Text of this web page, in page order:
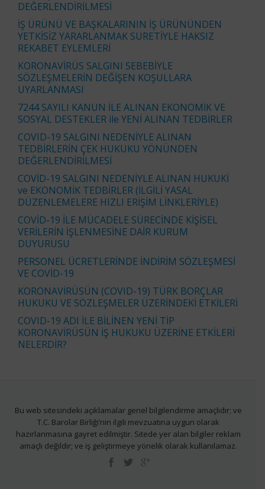
DEĞERLENDİRİLMESİ
İŞ ÜRÜNÜ VE BAŞKALARININ İŞ ÜRÜNÜNDEN
YETKİSİZ YARARLANMAK SURETİYLE HAKSIZ
REKABET EYLEMLERİ
KORONAVİRÜS SALGINI SEBEBİYLE
SÖZLEŞMELERİN DEĞİŞEN KOŞULLARA
UYARLANMASI
7244 SAYILI KANUN İLE ALINAN EKONOMİK VE
SOSYAL DESTEKLER ile YENİ ALINAN TEDBİRLER
COVID-19 SALGINI NEDENİYLE ALINAN
TEDBİRLERİN ÇEK HUKUKU YÖNÜNDEN
DEĞERLENDİRİLMESİ
COVİD-19 SALGINI NEDENİYLE ALINAN HUKUKİ
ve EKONOMİK TEDBİRLER (İLGİLİ YASAL
DÜZENLEMELERE HIZLI ERİŞİM LİNKLERİYLE)
COVİD-19 İLE MÜCADELE SÜRECİNDE KİŞİSEL
VERİLERİN İŞLENMESİNE DAİR KURUM
DUYURUSU
PERSONEL ÜCRETLERİNDE İNDİRİM SÖZLEŞMESİ
VE COVİD-19
KORONAVİRÜSÜN (COVID-19) TÜRK BORÇLAR
HUKUKU VE SÖZLEŞMELER ÜZERİNDEKİ ETKİLERİ
COVID-19 ADI İLE BİLİNEN YENİ TİP
KORONAVİRÜSÜN İŞ HUKUKU ÜZERİNE ETKİLERİ
NELERDİR?
Bu web sitesindeki açıklamalar genel bilgilendirme amaçlıdır; ve
T.C. Barolar Birliği’nin ilgili mevzuatına uygun olarak
hazırlanmasına gayret edilmiştir. Sitede yer alan bilgiler reklam
amaçlı değildir; ve iş geliştirmeye yönelik olarak kullanılamaz.